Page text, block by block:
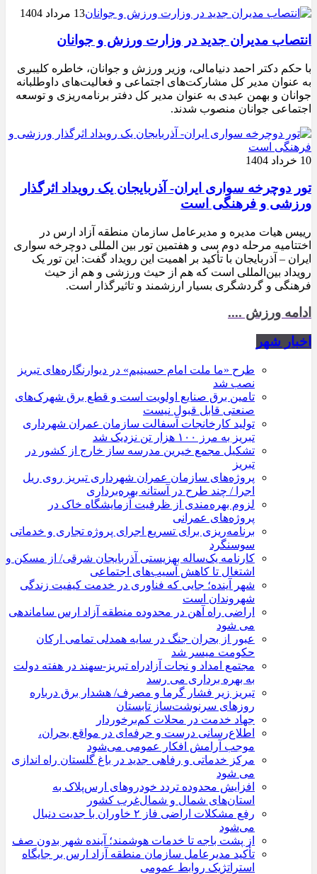
13 مرداد 1404
انتصاب مدیران جدید در وزارت ورزش و جوانان
با حکم دکتر احمد دنیامالی، وزیر ورزش و جوانان، خاطره کلیبری
به عنوان مدیر کل مشارکت‌های اجتماعی و فعالیت‌های داوطلبانه
جوانان و بهمن عبدی به عنوان مدیر کل دفتر برنامه‌ریزی و توسعه
اجتماعی جوانان منصوب شدند.
10 خرداد 1404
تور دوچرخه سواری ایران- آذربایجان یک رویداد اثرگذار
ورزشی و فرهنگی است
رییس هیات مدیره و مدیرعامل سازمان منطقه آزاد ارس در
اختتامیه مرحله دوم سی و هفتمین تور بین المللی دوچرخه سواری
ایران – آذربایجان با تأکید بر اهمیت این رویداد گفت: این تور یک
رویداد بین‌المللی است که هم از حیث ورزشی و هم از حیث
فرهنگی و گردشگری بسیار ارزشمند و تاثیرگذار است.
ادامه ورزش ....
اخبار شهر
طرح «ما ملت امام حسینیم» در دیوارنگاره‌های تبریز
نصب شد
تامین برق صنایع اولویت است و قطع برق شهرک‌های
صنعتی قابل قبول نیست
تولید کارخانجات آسفالت سازمان عمران شهرداری
تبریز به مرز ۱۰۰ هزار تن نزدیک شد
تشکیل مجمع خیرین مدرسه ‌ساز خارج از کشور در
تبریز
پروژه‌های سازمان عمران شهرداری تبریز روی ریل
اجرا / چند طرح در آستانه بهره‌برداری
لزوم بهره‌مندی از ظرفیت آزمایشگاه خاک در
پروژه‌های عمرانی
برنامه‌ریزی برای تسریع اجرای پروژه تجاری و خدماتی
سوسنگرد
کارنامه یک‌ساله بهزیستی آذربایجان شرقی/ از مسکن و
اشتغال تا کاهش آسیب‌های اجتماعی
شهر آینده؛ جایی که فناوری در خدمت کیفیت زندگی
شهروندان است
اراضی راه آهن در محدوده منطقه آزاد ارس ساماندهی
می شود
عبور از بحران جنگ در سایه همدلی تمامی ارکان
حکومت میسر شد
مجتمع امداد و نجات آزادراه تبریز-سهند در هفته دولت
به بهره ‌برداری می‌ رسد
تبریز زیر فشار گرما و مصرف/ هشدار برق درباره
روزهای سرنوشت‌ساز تابستان
جهاد خدمت در محلات کم‌برخوردار
اطلاع‌رسانی درست و حرفه‌ای در مواقع بحران،
موجب آرامش افکار عمومی می‌شود
مرکز خدماتی و رفاهی جدید در باغ گلستان راه اندازی
می شود
افزایش محدوده تردد خودروهای ارس‌پلاک به
استان‌های شمال و شمال‌غرب کشور
رفع مشکلات اراضی فاز ۲ خاوران با جدیت دنبال
می‌شود
از پشت باجه تا خدمات هوشمند؛ آینده شهر بدون صف
تأکید مدیرعامل سازمان منطقه آزاد ارس بر جایگاه
استراتژیک روابط عمومی